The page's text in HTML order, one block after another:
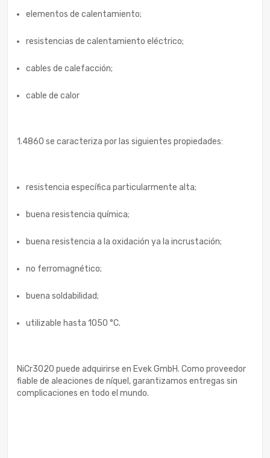
elementos de calentamiento;
resistencias de calentamiento eléctrico;
cables de calefacción;
cable de calor
1.4860 se caracteriza por las siguientes propiedades:
resistencia específica particularmente alta;
buena resistencia química;
buena resistencia a la oxidación ya la incrustación;
no ferromagnético;
buena soldabilidad;
utilizable hasta 1050 °C.
NiCr3020 puede adquirirse en Evek GmbH. Como proveedor
fiable de aleaciones de níquel, garantizamos entregas sin
complicaciones en todo el mundo.